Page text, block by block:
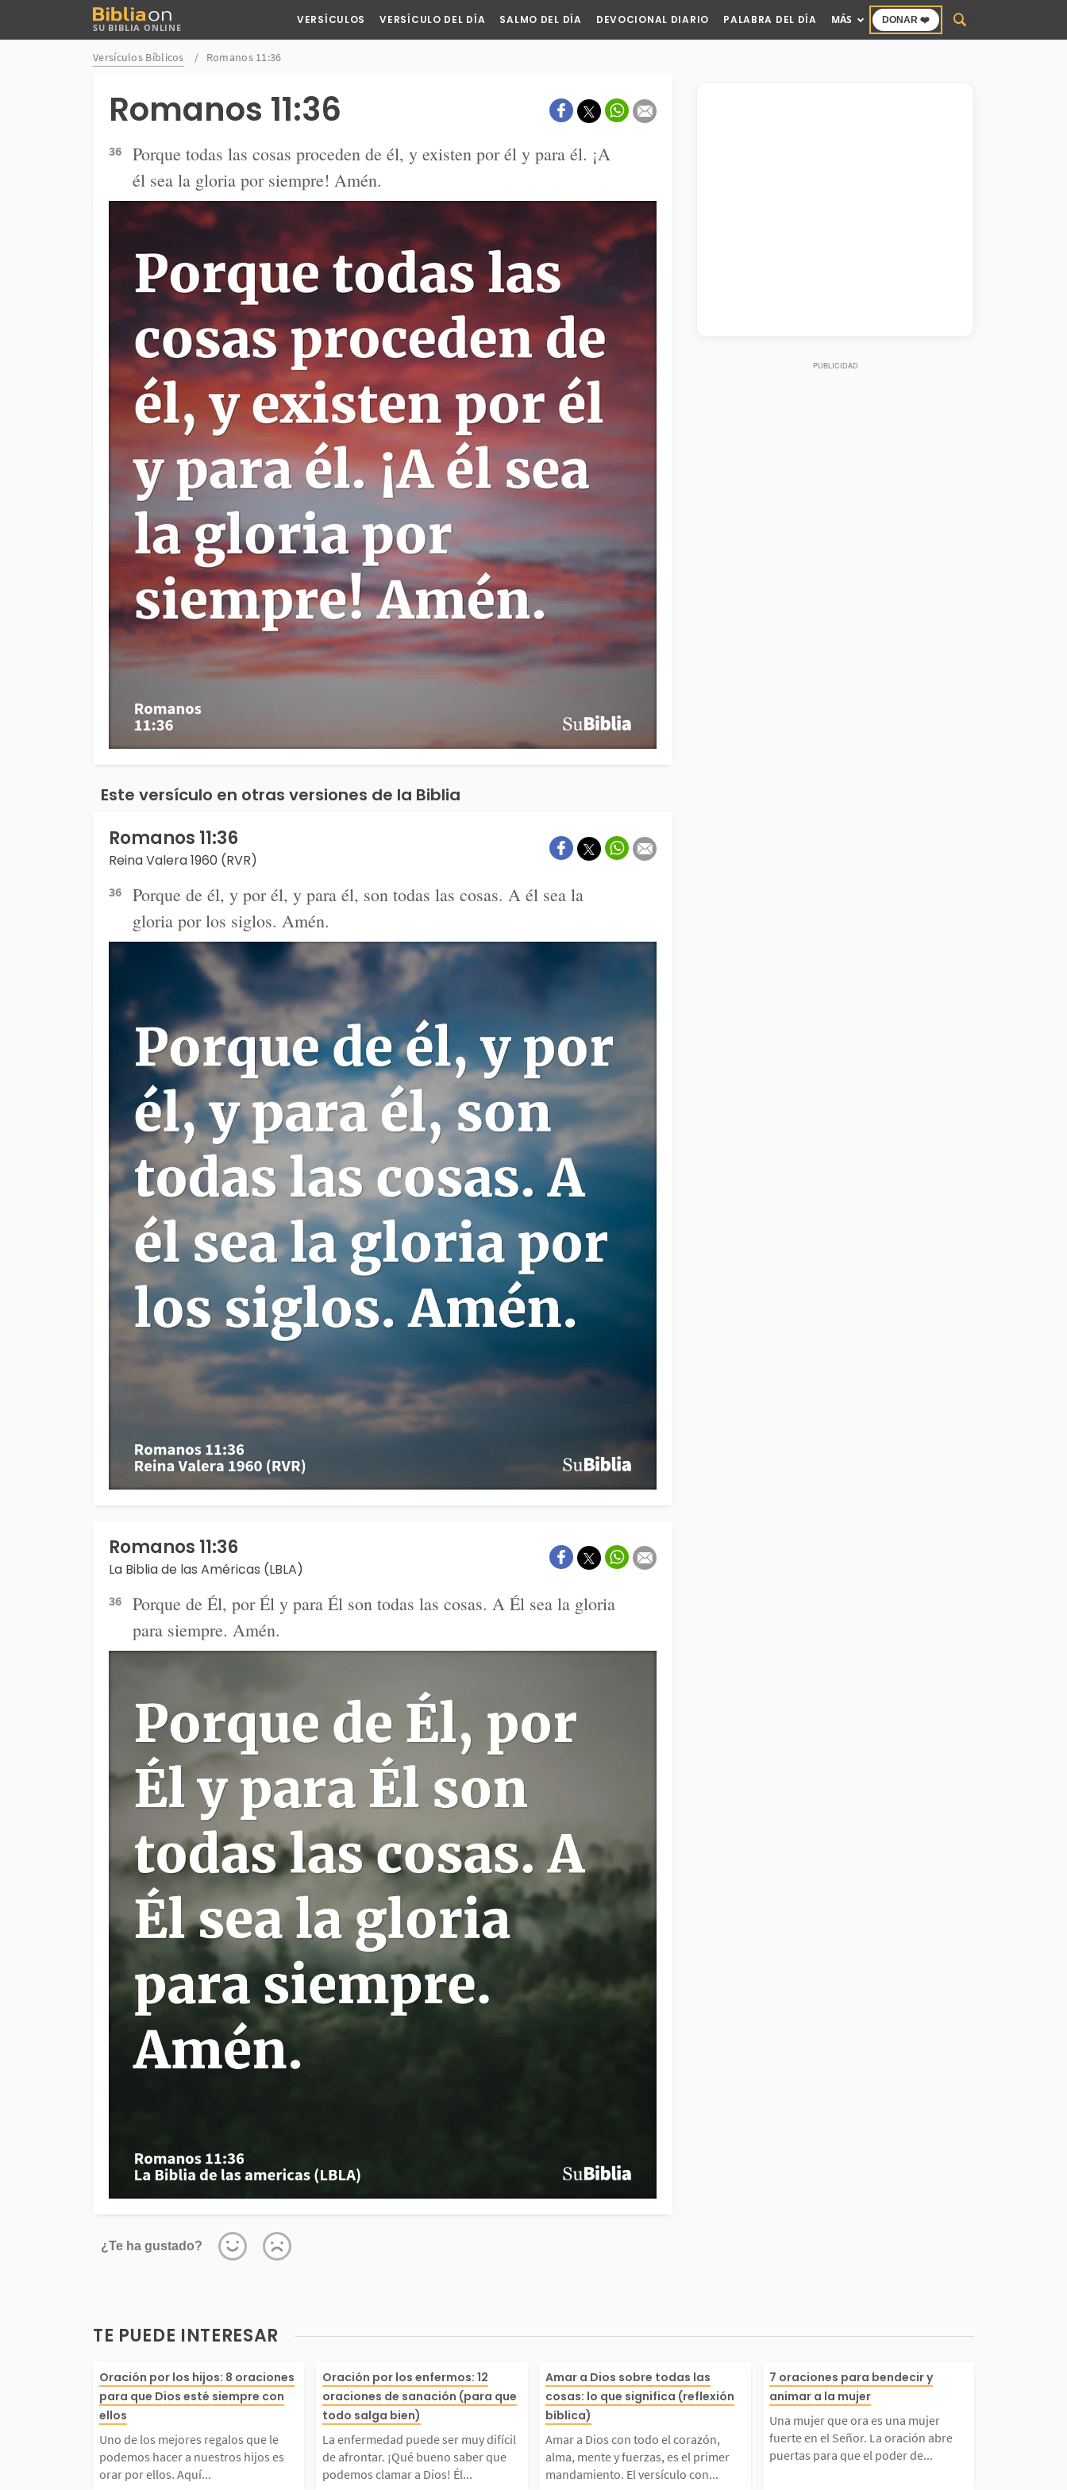
SU BIBLIA ONLINE
VERSÍCULOS VERSÍCULO DEL DÍA SALMO DEL DÍA DEVOCIONAL DIARIO PALABRA DEL DÍA MÁS DONAR ❤️
Buscar
Versículos Bíblicos Romanos 11:36
Romanos 11:36
36
Porque todas las cosas proceden de él, y existen por él y para él. ¡A
él sea la gloria por siempre! Amén.
Este versículo en otras versiones de la Biblia
Romanos 11:36
Reina Valera 1960 (RVR)
36
Porque de él, y por él, y para él, son todas las cosas. A él sea la
gloria por los siglos. Amén.
Romanos 11:36
La Biblia de las Américas (LBLA)
36
Porque de Él, por Él y para Él son todas las cosas. A Él sea la gloria
para siempre. Amén.
¿Te ha gustado?
TE PUEDE INTERESAR
Uno de los mejores regalos q
ue le podemos hacer a nuestr
os hijos es orar por ellos. Aq
Oración por los hijos: 8 oraciones
para que Dios esté siempre con
ellos
Uno de los mejores regalos que le
podemos hacer a nuestros hijos es
orar por ellos. Aquí...
La enfermedad puede ser mu
y difícil de afrontar. ¡Qué bu
eno saber que podemos clam
Oración por los enfermos: 12
oraciones de sanación (para que
todo salga bien)
La enfermedad puede ser muy difícil
de afrontar. ¡Qué bueno saber que
podemos clamar a Dios! Él...
Amar a Dios con todo el cor
azón, alma, mente y fuerzas,
es el primer mandamiento. E
Amar a Dios sobre todas las
cosas: lo que significa (reflexión
bíblica)
Amar a Dios con todo el corazón,
alma, mente y fuerzas, es el primer
mandamiento. El versículo con...
Una mujer que ora es una
ujer fuerte en el Señor.
ación abre puertas para
7 oraciones para bendecir y
animar a la mujer
Una mujer que ora es una mujer
fuerte en el Señor. La oración abre
puertas para que el poder de...